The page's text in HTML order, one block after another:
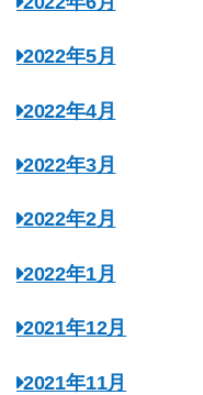
2022年5月
2022年4月
2022年3月
2022年2月
2022年1月
2021年12月
2021年11月